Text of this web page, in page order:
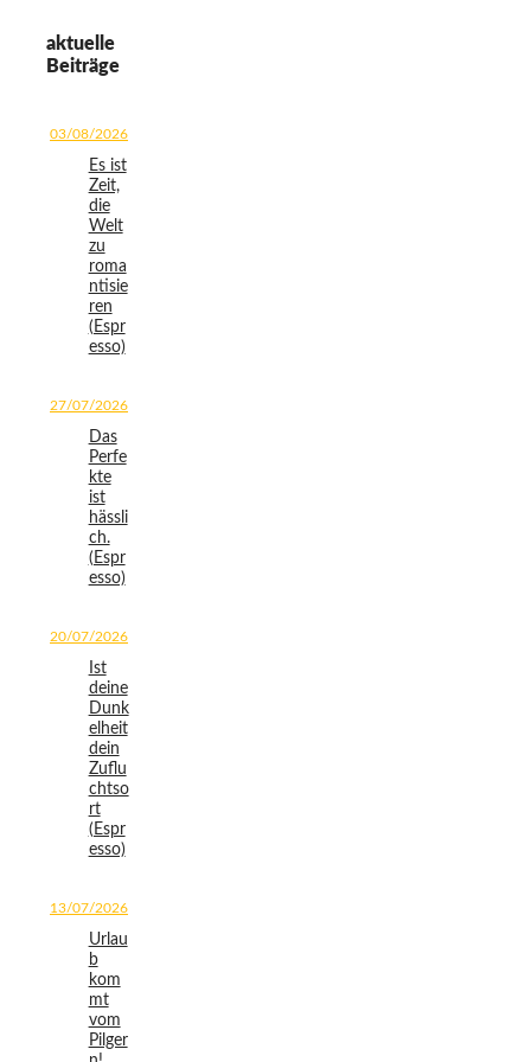
aktuelle
Beiträge
03/08/2026
Es ist
Zeit,
die
Welt
zu
roma
ntisie
ren
(Espr
esso)
27/07/2026
Das
Perfe
kte
ist
hässli
ch.
(Espr
esso)
20/07/2026
Ist
deine
Dunk
elheit
dein
Zuflu
chtso
rt
(Espr
esso)
13/07/2026
Urlau
b
kom
mt
vom
Pilger